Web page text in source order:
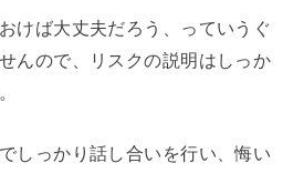
けば大丈夫だろう、っていうぐ
んので、リスクの説明はしっか
しっかり話し合いを行い、悔い